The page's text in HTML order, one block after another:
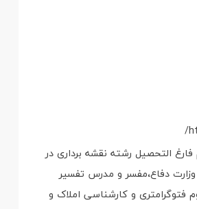
التحصیل رشته نقشه برداری در
دفاع،مفسر و مدرس تفسیر
و کارشناسی املاک و